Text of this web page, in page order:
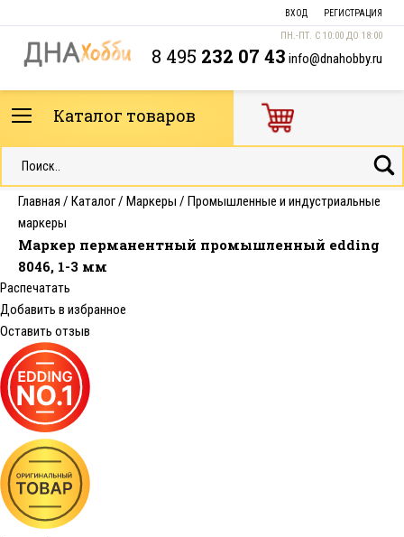
ВХОД РЕГИСТРАЦИЯ
ПН.-ПТ. С 10:00 ДО 18:00
8 495 232 07 43 info@dnahobby.ru
Каталог товаров
Главная / Каталог/ Маркеры / Промышленные и индустриальные
маркеры
Маркер перманентный промышленный edding
8046, 1-3 мм
Распечатать
Добавить в избранное
Оставить отзыв